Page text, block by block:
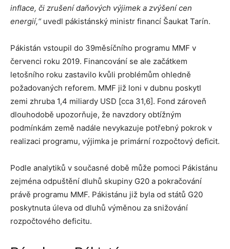
inflace, či zrušení daňových výjimek a zvýšení cen
energií,“ uvedl pákistánský ministr financí Šaukat Tarín.
Pákistán vstoupil do 39měsíčního programu MMF v
červenci roku 2019. Financování se ale začátkem
letošního roku zastavilo kvůli problémům ohledně
požadovaných reforem. MMF již loni v dubnu poskytl
zemi zhruba 1,4 miliardy USD [cca 31,6]. Fond zároveň
dlouhodobě upozorňuje, že navzdory obtížným
podmínkám země nadále nevykazuje potřebný pokrok v
realizaci programu, výjimka je primární rozpočtový deficit.
Podle analytiků v současné době může pomoci Pákistánu
zejména odpuštění dluhů skupiny G20 a pokračování
právě programu MMF. Pákistánu již byla od států G20
poskytnuta úleva od dluhů výměnou za snižování
rozpočtového deficitu.